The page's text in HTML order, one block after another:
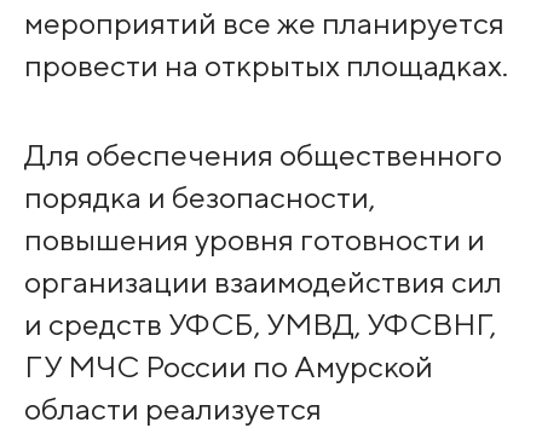
мероприятий все же планируется
провести на открытых площадках.
Для обеспечения общественного
порядка и безопасности,
повышения уровня готовности и
организации взаимодействия сил
и средств УФСБ, УМВД, УФСВНГ,
ГУ МЧС России по Амурской
области реализуется